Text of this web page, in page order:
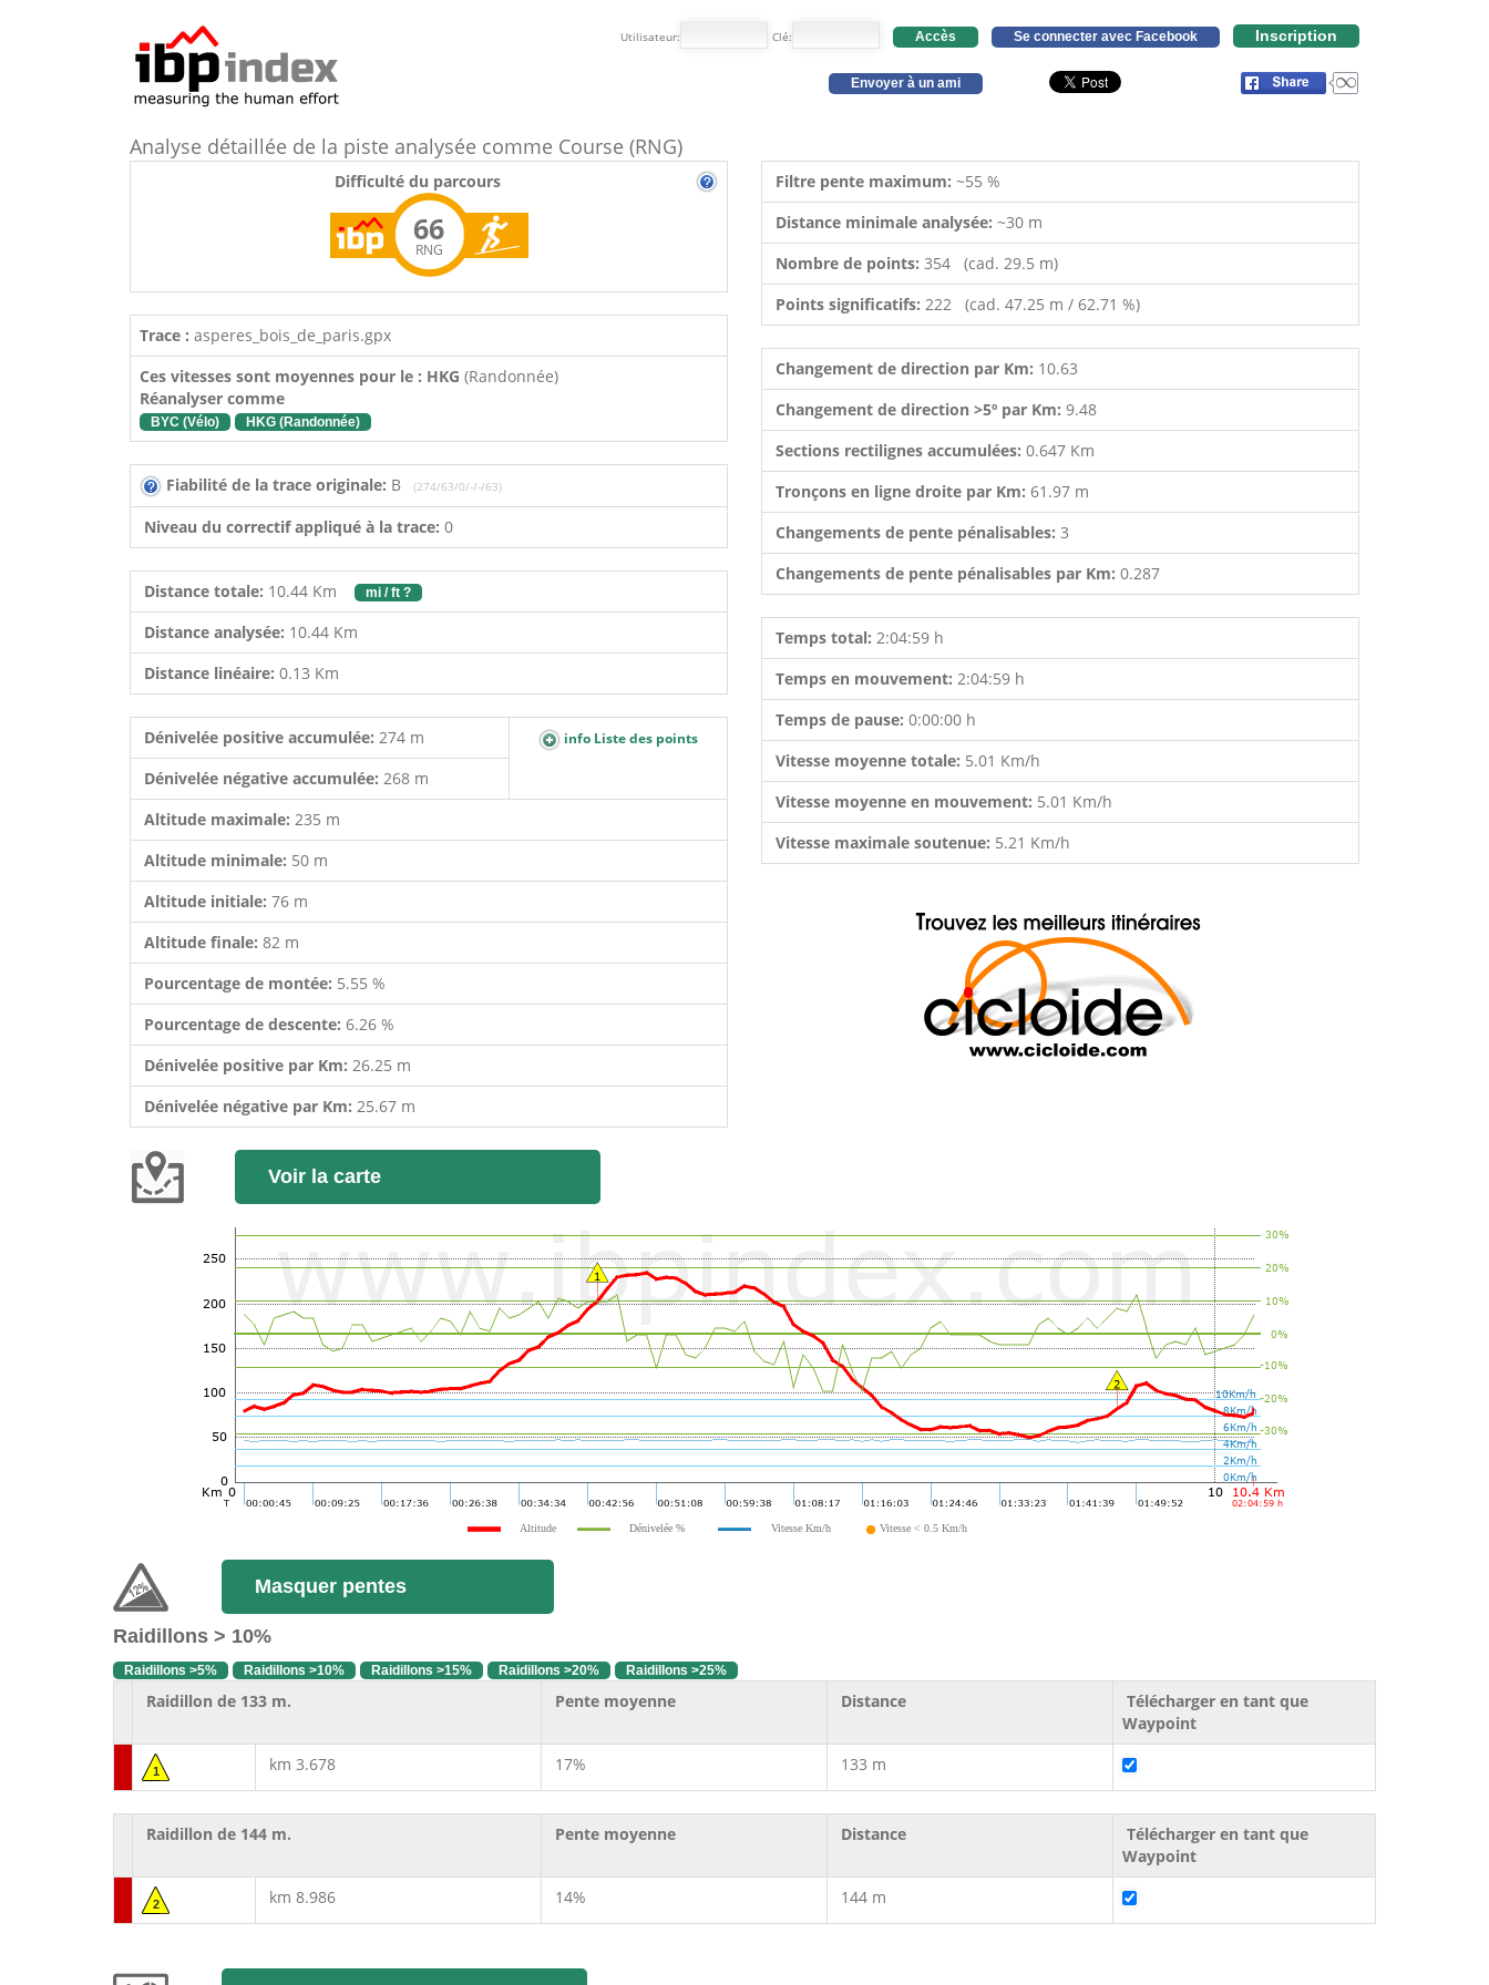
Utilisateur: Clé: Accès Se connecter avec Facebook Inscription
Envoyer à un ami
Analyse détaillée de la piste analysée comme Course (RNG)
Difficulté du parcours
66
RNG
Trace : asperes_bois_de_paris.gpx
Ces vitesses sont moyennes pour le : HKG (Randonnée)
Réanalyser comme
BYC (Vélo) HKG (Randonnée)
Fiabilité de la trace originale: B (274/63/0/-/-/63)
Niveau du correctif appliqué à la trace: 0
Distance totale: 10.44 Km mi / ft ?
Distance analysée: 10.44 Km
Distance linéaire: 0.13 Km
Dénivelée positive accumulée: 274 m info Liste des points
Dénivelée négative accumulée: 268 m
Altitude maximale: 235 m
Altitude minimale: 50 m
Altitude initiale: 76 m
Altitude finale: 82 m
Pourcentage de montée: 5.55 %
Pourcentage de descente: 6.26 %
Dénivelée positive par Km: 26.25 m
Dénivelée négative par Km: 25.67 m
Filtre pente maximum: ~55 %
Distance minimale analysée: ~30 m
Nombre de points: 354 (cad. 29.5 m)
Points significatifs: 222 (cad. 47.25 m / 62.71 %)
Changement de direction par Km: 10.63
Changement de direction >5º par Km: 9.48
Sections rectilignes accumulées: 0.647 Km
Tronçons en ligne droite par Km: 61.97 m
Changements de pente pénalisables: 3
Changements de pente pénalisables par Km: 0.287
Temps total: 2:04:59 h
Temps en mouvement: 2:04:59 h
Temps de pause: 0:00:00 h
Vitesse moyenne totale: 5.01 Km/h
Vitesse moyenne en mouvement: 5.01 Km/h
Vitesse maximale soutenue: 5.21 Km/h
Voir la carte
Altitude Dénivelée % Vitesse Km/h Vitesse < 0.5 Km/h
Masquer pentes
Raidillons > 10%
Raidillons >5% Raidillons >10% Raidillons >15% Raidillons >20% Raidillons >25%
Raidillon de 133 m. Pente moyenne Distance
Télécharger en tant que
Waypoint
1 km 3.678 17% 133 m
Raidillon de 144 m. Pente moyenne Distance
Télécharger en tant que
Waypoint
2 km 8.986 14% 144 m